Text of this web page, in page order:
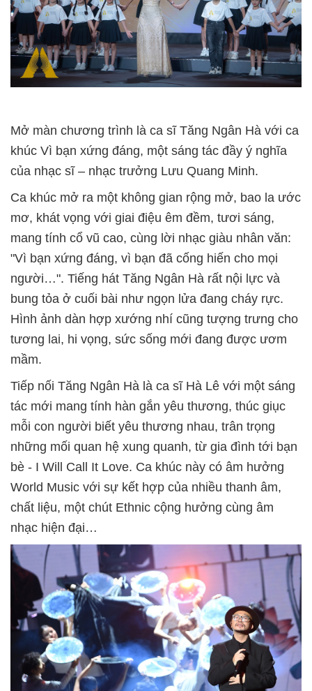
Mở màn chương trình là ca sĩ Tăng Ngân Hà với ca
khúc Vì bạn xứng đáng, một sáng tác đầy ý nghĩa
của nhạc sĩ – nhạc trưởng Lưu Quang Minh.
Ca khúc mở ra một không gian rộng mở, bao la ước
mơ, khát vọng với giai điệu êm đềm, tươi sáng,
mang tính cổ vũ cao, cùng lời nhạc giàu nhân văn:
"Vì bạn xứng đáng, vì bạn đã cống hiến cho mọi
người…". Tiếng hát Tăng Ngân Hà rất nội lực và
bung tỏa ở cuối bài như ngọn lửa đang cháy rực.
Hình ảnh dàn hợp xướng nhí cũng tượng trưng cho
tương lai, hi vọng, sức sống mới đang được ươm
mầm.
Tiếp nối Tăng Ngân Hà là ca sĩ Hà Lê với một sáng
tác mới mang tính hàn gắn yêu thương, thúc giục
mỗi con người biết yêu thương nhau, trân trọng
những mối quan hệ xung quanh, từ gia đình tới bạn
bè - I Will Call It Love. Ca khúc này có âm hưởng
World Music với sự kết hợp của nhiều thanh âm,
chất liệu, một chút Ethnic cộng hưởng cùng âm
nhạc hiện đại…